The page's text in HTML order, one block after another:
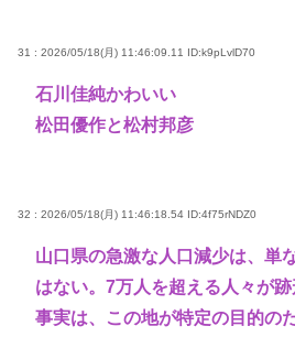
31 : 2026/05/18(月) 11:46:09.11 ID:k9pLvlD70
石川佳純かわいい
松田優作と松村邦彦
32 : 2026/05/18(月) 11:46:18.54 ID:4f75rNDZ0
山口県の急激な人口減少は、単
はない。7万人を超える人々が
事実は、この地が特定の目的の